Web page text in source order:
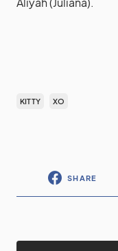
KITTY XO
SHARE